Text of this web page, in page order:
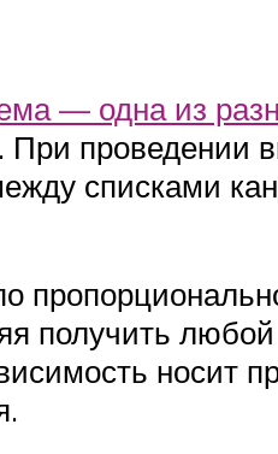
— одна из
проведении
списками
получить
носит